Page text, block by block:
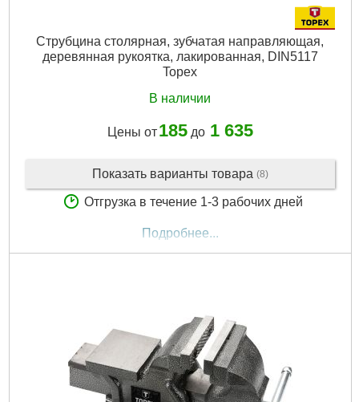
Струбцина столярная, зубчатая направляющая,
деревянная рукоятка, лакированная, DIN5117
Topex
В наличии
Цены от 185до 1 635
Показать варианты товара (8)
Отгрузка в течение 1-3 рабочих дней
Подробнее...